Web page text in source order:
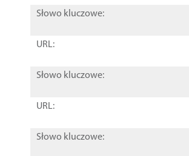
Słowo kluczowe:
URL:
Słowo kluczowe:
URL:
Słowo kluczowe: